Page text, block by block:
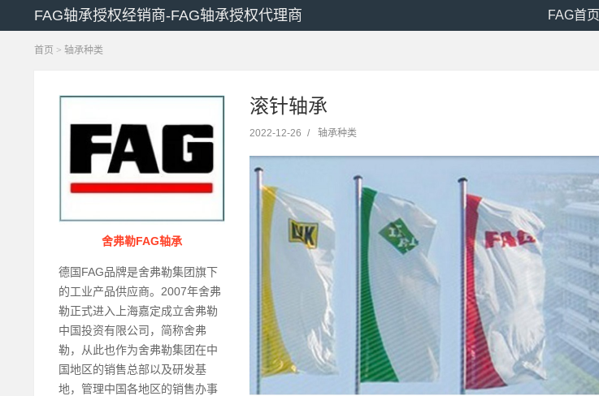
FAG轴承授权经销商-FAG轴承授权代理商 FAG首页
首页 > 轴承种类
舍弗勒FAG轴承
德国FAG品牌是舍弗勒集团旗下
的工业产品供应商。2007年舍弗
勒正式进入上海嘉定成立舍弗勒
中国投资有限公司，简称舍弗
勒，从此也作为舍弗勒集团在中
国地区的销售总部以及研发基
地，管理中国各地区的销售办事
滚针轴承
2022-12-26 / 轴承种类